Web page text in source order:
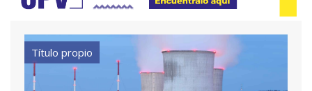
Título propio